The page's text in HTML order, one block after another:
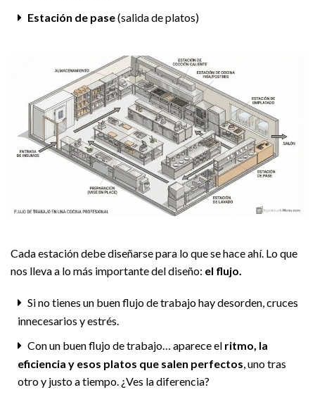
Estación de pase(salida de platos)
Cada estación debe diseñarse para lo que se hace ahí. Lo que
nos lleva a lo más importante del diseño: el flujo.
Si no tienes un buen flujo de trabajo hay desorden, cruces
innecesarios y estrés.
Con un buen flujo de trabajo… aparece el ritmo, la
eficiencia y esos platos que salen perfectos, uno tras
otro y justo a tiempo. ¿Ves la diferencia?